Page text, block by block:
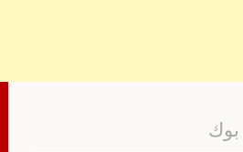
بوك